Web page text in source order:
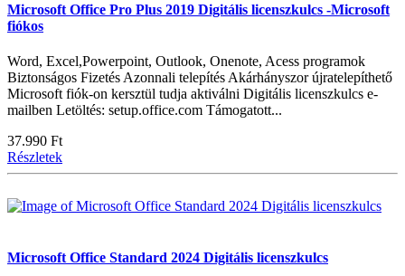
Microsoft Office Pro Plus 2019 Digitális licenszkulcs -Microsoft
fiókos
Word, Excel,Powerpoint, Outlook, Onenote, Acess programok
Biztonságos Fizetés Azonnali telepítés Akárhányszor újratelepíthető
Microsoft fiók-on kersztül tudja aktiválni Digitális licenszkulcs e-
mailben Letöltés: setup.office.com Támogatott...
37.990 Ft
Részletek
Microsoft Office Standard 2024 Digitális licenszkulcs